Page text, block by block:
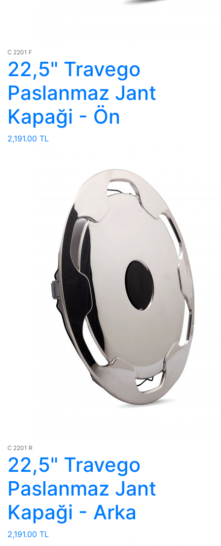
C 2201 F
22,5" Travego
Paslanmaz Jant
Kapaği - Ön
2,191.00 TL
C 2201 R
22,5" Travego
Paslanmaz Jant
Kapaği - Arka
2,191.00 TL